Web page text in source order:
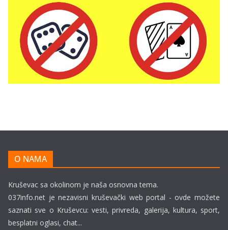
O NAMA
Kruševac sa okolinom je naša osnovna tema.
037info.net je nezavisni kruševački web portal - ovde možete
saznati sve o Kruševcu: vesti, privreda, galerija, kultura, sport,
besplatni oglasi, chat...